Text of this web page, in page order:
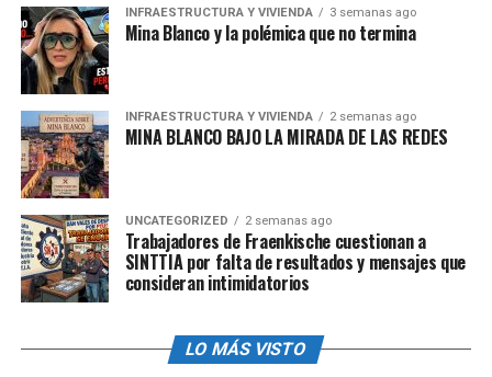
la seguridad alimentaria es un reto del país entero, y
apuesta por un modelo donde productores, industria y
consumidores se reconocen como parte de una misma
cadena. Por ello, la innovación constante forma parte
de su ADN: investigación en nutrición, fortalecimiento
de prácticas ganaderas sostenibles y programas de
apoyo al productor buscan garantizar que la calidad siga
siendo el pilar que define a cada envase.
En Alpura, la calidad no es un eslogan: es una promesa
que nace en el campo, se respalda con transparencia y
se sostiene en el trabajo de miles de familias mexicanas
INFRAESTRUCTURA Y VIVIENDA 3 semanas ago
Mina Blanco y la polémica que no termina
INFRAESTRUCTURA Y VIVIENDA 2 semanas ago
MINA BLANCO BAJO LA MIRADA DE LAS REDES
UNCATEGORIZED 2 semanas ago
Trabajadores de Fraenkische cuestionan a
SINTTIA por falta de resultados y mensajes que
consideran intimidatorios
LO MÁS VISTO